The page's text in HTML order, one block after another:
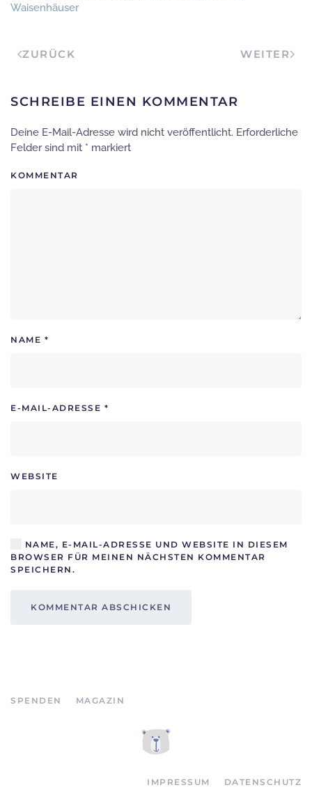
Waisenhäuser
ZURÜCK WEITER
SCHREIBE EINEN KOMMENTAR
Deine E-Mail-Adresse wird nicht veröffentlicht. Erforderliche
Felder sind mit * markiert
KOMMENTAR
NAME *
E-MAIL-ADRESSE *
WEBSITE
NAME, E-MAIL-ADRESSE UND WEBSITE IN DIESEM
BROWSER FÜR MEINEN NÄCHSTEN KOMMENTAR
SPEICHERN.
KOMMENTAR ABSCHICKEN
SPENDEN MAGAZIN
IMPRESSUM DATENSCHUTZ